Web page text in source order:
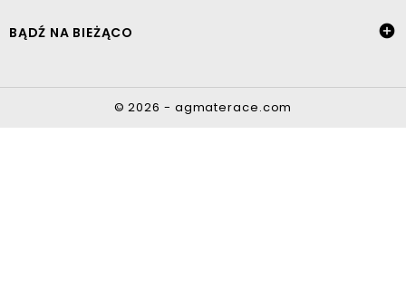
BĄDŹ NA BIEŻĄCO 
© 2026 - agmaterace.com